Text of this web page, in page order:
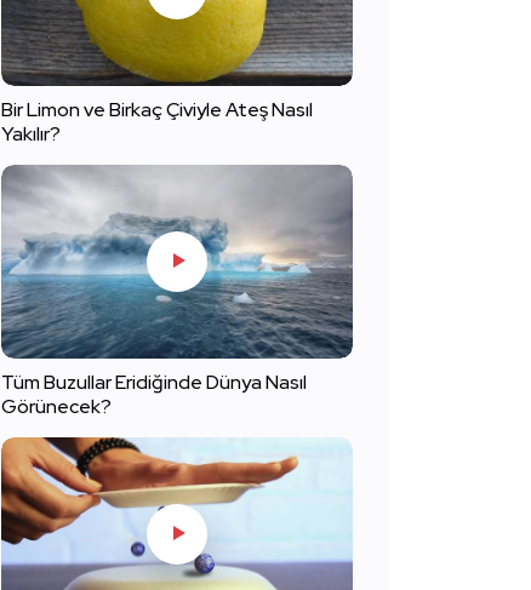
Bir Limon ve Birkaç Çiviyle Ateş Nasıl
Yakılır?
Tüm Buzullar Eridiğinde Dünya Nasıl
Görünecek?